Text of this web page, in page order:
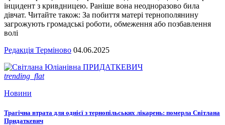
інцидент з кривдницею. Раніше вона неодноразово била
дівчат. Читайте також: За побиття матері тернополянину
загрожують громадські роботи, обмеження або позбавлення
волі
Редакція Терміново 04.06.2025
trending_flat
Новини
Трагічна втрата для однієї з тернопільських лікарень: померла Світлана
Придаткевич